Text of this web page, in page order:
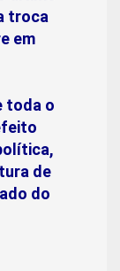
troca
em
toda o
de
do